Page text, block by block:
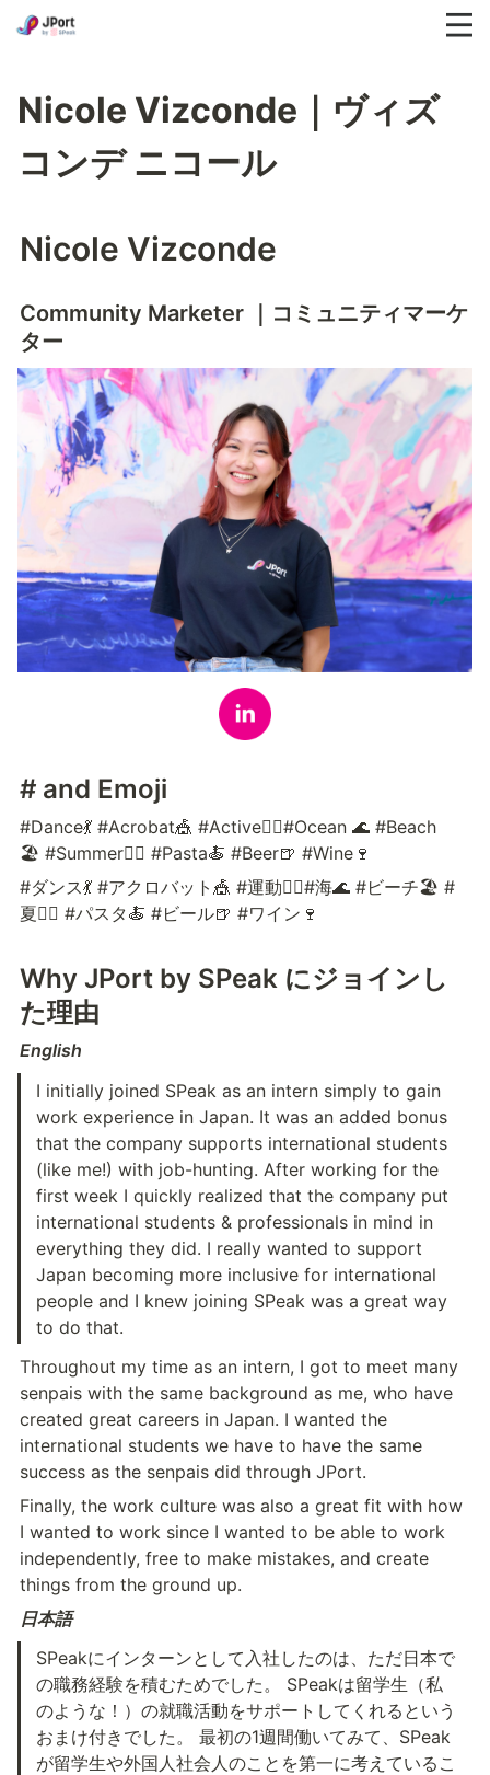
Nicole Vizconde｜ヴィズ
コンデ ニコール
Nicole Vizconde
Community Marketer ｜コミュニティマーケ
ター
# and Emoji
#Dance💃 #Acrobat🎪 #Active🏃‍♀️#Ocean 🌊 #Beach
🏖️ #Summer🏄‍♂️ #Pasta🍝 #Beer🍺 #Wine🍷
#ダンス💃 #アクロバット🎪 #運動🏃‍♀️#海🌊 #ビーチ🏖️ #
夏🏄‍♂️ #パスタ🍝 #ビール🍺 #ワイン🍷
Why JPort by SPeak にジョインし
た理由
English
I initially joined SPeak as an intern simply to gain
work experience in Japan. It was an added bonus
that the company supports international students
(like me!) with job-hunting. After working for the
first week I quickly realized that the company put
international students & professionals in mind in
everything they did. I really wanted to support
Japan becoming more inclusive for international
people and I knew joining SPeak was a great way
to do that.
Throughout my time as an intern, I got to meet many
senpais with the same background as me, who have
created great careers in Japan. I wanted the
international students we have to have the same
success as the senpais did through JPort.
Finally, the work culture was also a great fit with how
I wanted to work since I wanted to be able to work
independently, free to make mistakes, and create
things from the ground up.
日本語
SPeakにインターンとして入社したのは、ただ日本で
の職務経験を積むためでした。 SPeakは留学生（私
のような！）の就職活動をサポートしてくれるという
おまけ付きでした。 最初の1週間働いてみて、SPeak
が留学生や外国人社会人のことを第一に考えているこ